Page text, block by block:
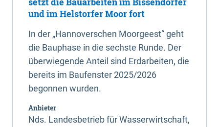
und im Helstorfer Moor fort
In der „Hannoverschen Moorgeest“ geht
die Bauphase in die sechste Runde. Der
überwiegende Anteil sind Erdarbeiten, die
bereits im Baufenster 2025/2026
begonnen wurden.
Anbieter
Nds. Landesbetrieb für Wasserwirtschaft,